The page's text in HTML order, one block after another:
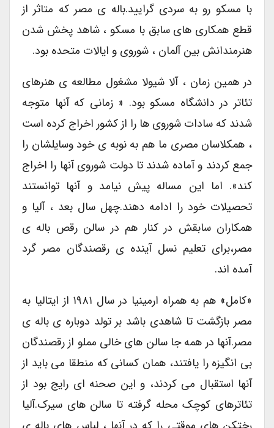
با مسکو رو به سردی گرایید.باله ی مصر که متاثر از
قطع همکاری های سابق با مسکو ، شاهد پخش شدن
هنرمندانش بین آلمان ، شوروی و ایالات متحده بود.
در همین زمان ، آلا شیولا مشغول مطالعه ی هنرهای
تئاتر در دانشگاه مسکو بود. « زمانی که آنها متوجه
شدند که سادات شوروی ها را از کشور اخراج کرده است
، همکلاسان مصری ما هم به نوبه ی خود وسایلشان را
جمع کردند و آماده شدند تا دولت شوروی آنها را اخراج
کند». اما این مساله پیش نیامد و آنها توانستند
تحصیلات خود را ادامه دهند.چهل سال بعد ، آلیا و
همکاران سابقش در کنار هم در سالن رقص باله ی
مصر،برای تعلیم نسل آینده ی رقصندگان مصر گرد
آمده اند.
«کامل» هم به همراه ارمینیا در سال ۱۹۸۱ از ایتالیا به
مصر بازگشت تا شاهدی باشد بر تولد دوباره ی باله ی
مصر.آنها در همه جا سالن های خالی مملو از رقصندگان
بی انگیزه را یافتند، همان کسانی که منطقا می باید از
آنها استقبال می کردند، و این صحنه ای رایج بود از
تئاترهای کوچک محله گرفته تا سالن های سیرک.آلیا